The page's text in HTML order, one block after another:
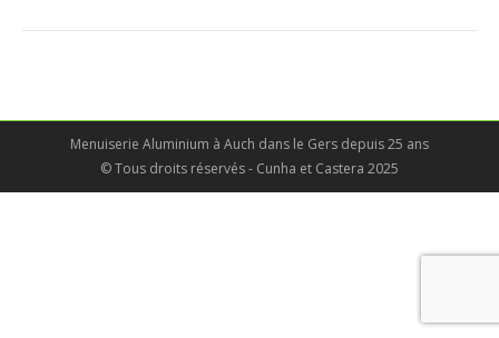
Menuiserie Aluminium à Auch dans le Gers depuis 25 ans
© Tous droits réservés - Cunha et Castera 2025